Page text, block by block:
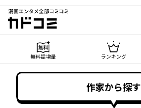
漫画エンタメ全部コミコミ
カドコミ
無料話増量 ランキング
作家から探す